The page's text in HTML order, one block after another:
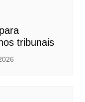
tribunais